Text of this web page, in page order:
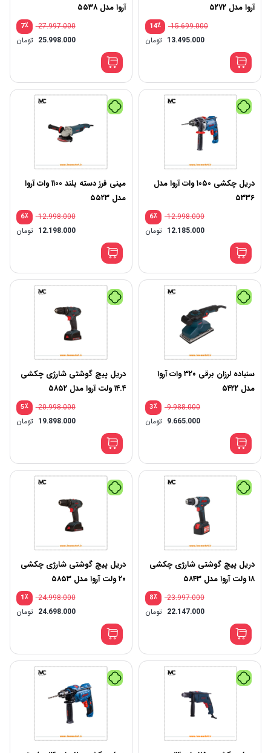
آروا مدل ۵۲۷۲
٪14
15.699.000
13.495.000 تومان
آروا مدل ۵۵۳۸
٪7
27.997.000
25.998.000 تومان
دریل چکشی ۱۰۵۰ وات آروا مدل
۵۳۳۶
٪6
12.998.000
12.185.000 تومان
مینی فرز دسته بلند ۱۱۰۰ وات آروا
مدل ۵۵۲۳
٪6
12.998.000
12.198.000 تومان
سنباده لرزان برقی ۳۲۰ وات آروا
مدل ۵۴۲۲
٪3
9.988.000
9.665.000 تومان
دریل پیچ گوشتی شارژی چکشی
۱۴.۴ ولت آروا مدل ۵۸۵۲
٪5
20.998.000
19.898.000 تومان
دریل پیچ گوشتی شارژی چکشی
۱۸ ولت آروا مدل ۵۸۴۳
٪8
23.997.000
22.147.000 تومان
دریل پیچ گوشتی شارژی چکشی
۲۰ ولت آروا مدل ۵۸۵۳
٪1
24.998.000
24.698.000 تومان